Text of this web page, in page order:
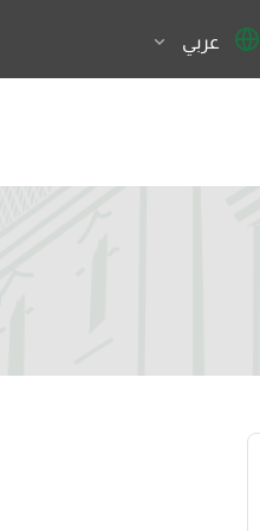
عربي